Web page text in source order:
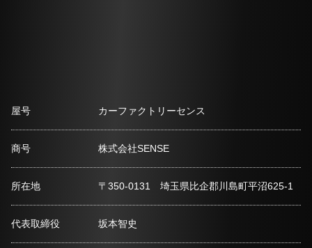
屋号 カーファクトリーセンス
商号 株式会社SENSE
所在地 〒350-0131 埼玉県比企郡川島町平沼625-1
代表取締役 坂本智史